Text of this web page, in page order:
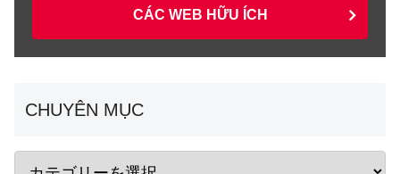
CÁC WEB HỮU ÍCH
CHUYÊN MỤC